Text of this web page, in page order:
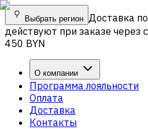
Выбрать регион Доставка
действуют при заказе через
450 BYN
О компании
Программа лояльности
Оплата
Доставка
Контакты